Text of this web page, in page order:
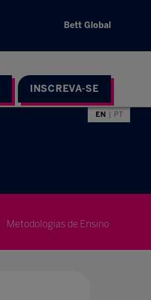
Bett Global
INSCREVA-SE
EN PT
Metodologias de Ensino